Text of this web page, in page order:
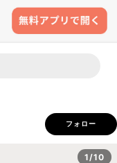
フォロー
1/10